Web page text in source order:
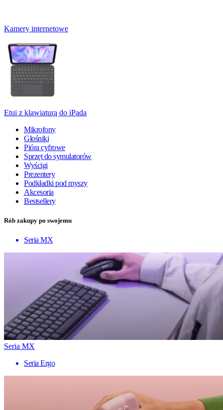
Kamery internetowe
Etui z klawiaturą do iPada
Mikrofony
Głośniki
Pióra cyfrowe
Sprzęt do symulatorów
Wyścigi
Prezentery
Podkładki pod myszy
Akcesoria
Bestsellery
Rób zakupy po swojemu
Seria MX
Seria MX
Seria Ergo